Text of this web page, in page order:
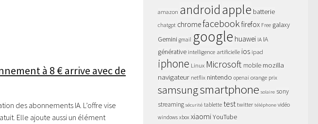
à 8 € arrive avec de
des abonnements IA. L’offre vise
Elle ajoute aussi un élément
amazon androidapple batterie
chatgpt chromefacebookfirefox Free galaxy
Gemini gmail google huawei IA IA
générative intelligence artificielle ios ipad
iphone Linux Microsoft mobile mozilla
navigateur netflix nintendo openai orange prix
samsungsmartphone solaire sony
streaming sécurité tablette testtwitter téléphone vidéo
windows xbox xiaomiYouTube